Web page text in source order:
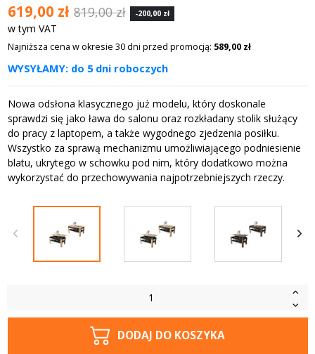
619,00 zł 819,00 zł -200,00 zł
w tym VAT
Najniższa cena w okresie 30 dni przed promocją: 589,00 zł
WYSYŁAMY: do 5 dni roboczych
Nowa odsłona klasycznego już modelu, który doskonale
sprawdzi się jako ława do salonu oraz rozkładany stolik służący
do pracy z laptopem, a także wygodnego zjedzenia posiłku.
Wszystko za sprawą mechanizmu umożliwiającego podniesienie
blatu, ukrytego w schowku pod nim, który dodatkowo można
wykorzystać do przechowywania najpotrzebniejszych rzeczy.
DODAJ DO KOSZYKA